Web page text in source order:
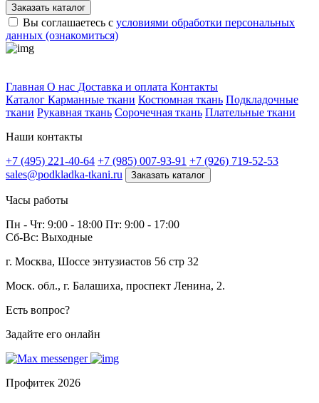
Заказать каталог
Вы соглашаетесь с условиями обработки персональных
данных (ознакомиться)
Главная О нас Доставка и оплата Контакты
Каталог Карманные ткани Костюмная ткань Подкладочные
ткани Рукавная ткань Сорочечная ткань Плательные ткани
Наши контакты
+7 (495) 221-40-64 +7 (985) 007-93-91 +7 (926) 719-52-53
sales@podkladka-tkani.ru
Заказать каталог
Часы работы
Пн - Чт: 9:00 - 18:00 Пт: 9:00 - 17:00
Сб-Вс: Выходные
г. Москва, Шоссе энтузиастов 56 стр 32
Моск. обл., г. Балашиха, проспект Ленина, 2.
Есть вопрос?
Задайте его онлайн
Профитек 2026